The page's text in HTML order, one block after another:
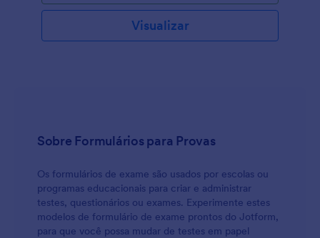
Visualizar
Sobre Formulários para Provas
Os formulários de exame são usados por escolas ou
programas educacionais para criar e administrar
testes, questionários ou exames. Experimente estes
modelos de formulário de exame prontos do Jotform,
para que você possa mudar de testes em papel